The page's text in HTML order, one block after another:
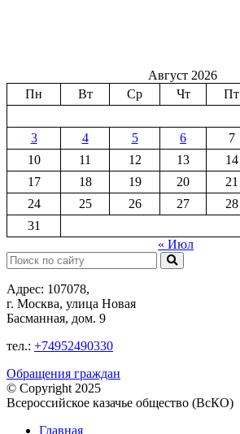
Август 2026
Пн
Вт Ср Чт Пт
3
4 5 6 7
10
11 12 13 14
17
18 19 20 21
24
25 26 27 28
31
« Июл
Поиск:
Адрес: 107078,
г. Москва, улица Новая
Басманная, дом. 9
тел.: +74952490330
Обращения граждан
© Copyright 2025
Всероссийское казачье общество (ВсКО)
Главная